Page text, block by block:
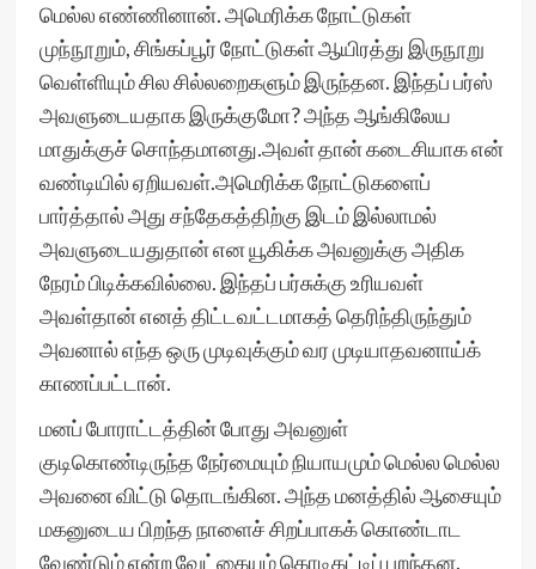
மெல்ல எண்ணினான். அமெரிக்க நோட்டுகள்
முந்நூறும், சிங்கப்பூர் நோட்டுகள் ஆயிரத்து இருநூறு
வெள்ளியும் சில சில்லறைகளும் இருந்தன. இந்தப் பர்ஸ்
அவளுடையதாக இருக்குமோ? அந்த ஆங்கிலேய
மாதுக்குச் சொந்தமானது.அவள் தான் கடைசியாக என்
வண்டியில் ஏறியவள்.அமெரிக்க நோட்டுகளைப்
பார்த்தால் அது சந்தேகத்திற்கு இடம் இல்லாமல்
அவளுடையதுதான் என யூகிக்க அவனுக்கு அதிக
நேரம் பிடிக்கவில்லை. இந்தப் பர்சுக்கு உரியவள்
அவள்தான் எனத் திட்டவட்டமாகத் தெரிந்திருந்தும்
அவனால் எந்த ஒரு முடிவுக்கும் வர முடியாதவனாய்க்
காணப்பட்டான்.
மனப் போராட்டத்தின் போது அவனுள்
குடிகொண்டிருந்த நேர்மையும் நியாயமும் மெல்ல மெல்ல
அவனை விட்டு தொடங்கின. அந்த மனத்தில் ஆசையும்
மகனுடைய பிறந்த நாளைச் சிறப்பாகக் கொண்டாட
வேண்டும் என்ற வேட்கையும் கொடிகட்டிப் பறந்தன.